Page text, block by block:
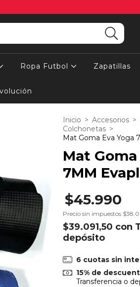
Ropa Futbol Zapatillas
Inicio > Accesorios >
Colchonetas >
Mat Goma Eva Yoga
Mat Goma
7MM
$45.990
Precio sin impuestos
$39.091,50 con
depósito
6 cuotas sin
15% de
Transferencia o